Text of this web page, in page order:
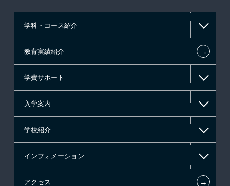
学科・コース紹介
情報IT系
ゲーム・CG・デザイン系
マンガ・イラスト系
東京経営大学 学士取得コース
教育実績紹介 ←
学費サポート
高等教育の修学支援新制度
日本学生支援機構の奨学金
日本政策金融公庫（国の教育ローン）
提携教育ローン
入学案内
一般入学
AO入学制度
指定校推薦入学
学校紹介
在校生からあなたへ
夢を叶えた先輩たち
インフォメーション
お知らせ・新着情報
アクセス ←